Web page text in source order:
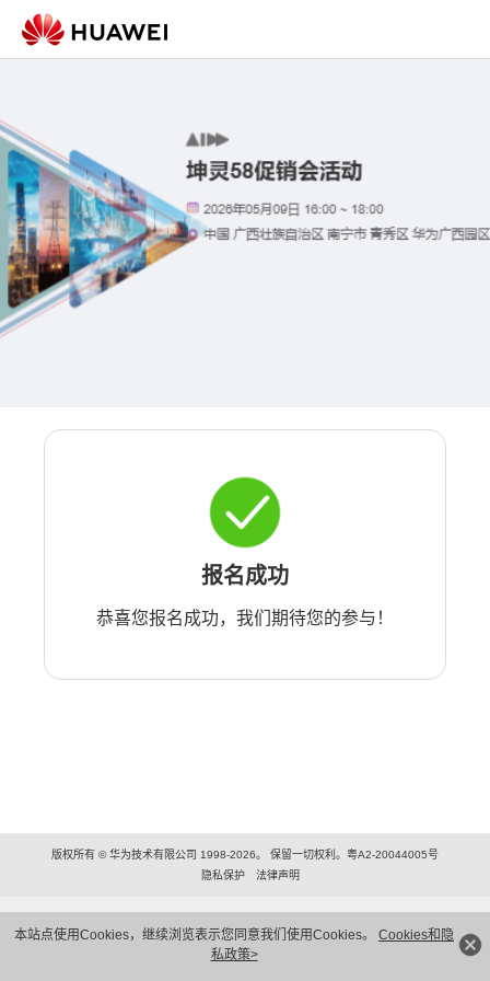
本站点使用Cookies，继续浏览表示您同意我们使用Cookies。 Cookies和隐
私政策>
报名成功
恭喜您报名成功，我们期待您的参与！
版权所有 © 华为技术有限公司 1998-2026。 保留一切权利。粤A2-20044005号
隐私保护
法律声明